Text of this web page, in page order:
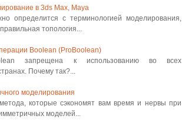
в 3ds Max, Maya
определится с терминологией моделирования,
топология...
Boolean (ProBoolean)
запрещена к использованию во всех
Почему так?...
моделирования
которые сэкономят вам время и нервы при
моделей...